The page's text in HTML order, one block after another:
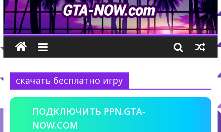
скачать бесплатно игру
ПОДКЛЮЧИТЬ PPN.GTA-
NOW.COM